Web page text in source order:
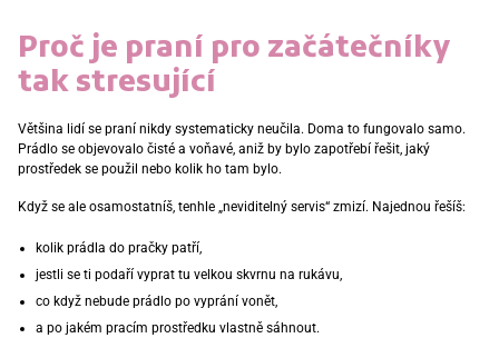
Proč je praní pro začátečníky
tak stresující
Většina lidí se praní nikdy systematicky neučila. Doma to fungovalo samo.
Prádlo se objevovalo čisté a voňavé, aniž by bylo zapotřebí řešit, jaký
prostředek se použil nebo kolik ho tam bylo.
Když se ale osamostatníš, tenhle „neviditelný servis“ zmizí. Najednou řešíš:
kolik prádla do pračky patří,
jestli se ti podaří vyprat tu velkou skvrnu na rukávu,
co když nebude prádlo po vyprání vonět,
a po jakém pracím prostředku vlastně sáhnout.